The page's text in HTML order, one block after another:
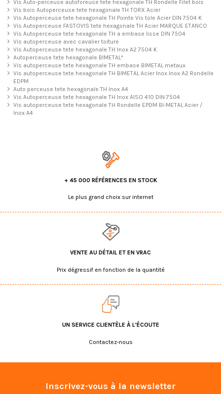
Vis Auto-perceuse autoforeuse tete hexagonale TH Rondelle Filet bois
Vis bois Autoperceuse tete hexagonale TH TORX Acier
Vis Autoperceuse tete hexagonale TH Pointe Vis tole Acier DIN 7504 K
Vis Autoperceuse FASTOVIS tete hexagonale TH Acier MARQUE ETANCO
Vis Autoperceuse tete hexagonale TH a embase lisse DIN 7504
Vis autoperceuse avec cavalier toiture
Vis Autoperceuse tete hexagonale TH Inox A2 7504 K
Autoperceuse tete hexagonale BIMETAL*
Vis autoperceuse tete hexagonale TH embase BIMETAL metaux
Vis autoperceuse tete hexagonale TH BIMETAL Acier Inox Inox A2 Rondelle
EDPM
Auto perceuse tete hexagonale TH Inox A4
Vis Autoperceuse tete hexagonale TH Inox AISO 410 DIN 7504
Vis autoperceuse tete hexagonale TH Rondelle EPDM BI-METAL Acier /
Inox A4
+ 45 000 RÉFÉRENCES EN STOCK
Le plus grand choix sur internet
VENTE AU DÉTAIL ET EN VRAC
Prix dégressif en fonction de la quantité
UN SERVICE CLIENTÈLE À L'ÉCOUTE
Contactez-nous
Inscrivez-vous à la newsletter